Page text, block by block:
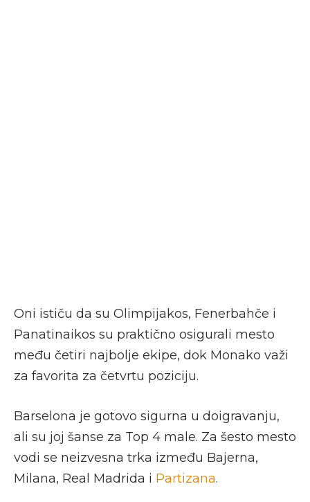
Oni ističu da su Olimpijakos, Fenerbahče i
Panatinaikos su praktično osigurali mesto
među četiri najbolje ekipe, dok Monako važi
za favorita za četvrtu poziciju.
Barselona je gotovo sigurna u doigravanju,
ali su joj šanse za Top 4 male. Za šesto mesto
vodi se neizvesna trka između Bajerna,
Milana, Real Madrida i Partizana.